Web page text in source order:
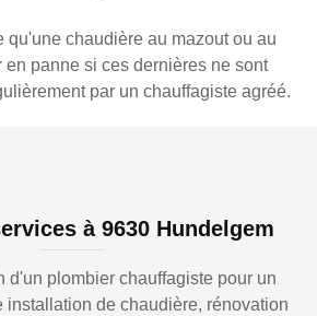
qu'une chaudière au mazout ou au
en panne si ces dernières ne sont
par un chauffagiste agréé.
à 9630 Hundelgem
d'un plombier chauffagiste pour un
installation de chaudière, rénovation